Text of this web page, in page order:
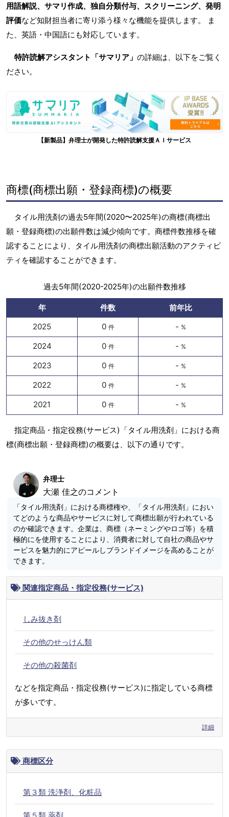
用語解説、サマリ作成、独自分類付与、スクリーニング、発明
評価など知財担当者に寄り添う様々な機能を提供します。 ま
た、英語・中国語にも対応しています。
特許読解アシスタント「サマリア」 の詳細は、以下をご覧く
ださい。
【新製品】弁理士が開発した特許読解支援ＡＩサービス
商標(商標出願・登録商標)の概要
タイル用洗剤の過去5年間(2020〜2025年)の商標(商標出
願・登録商標)の出願件数は減少傾向です。商標件数推移を確
認することにより、タイル用洗剤の商標出願活動のアクティビ
ティを確認することができます。
過去5年間(2020-2025年)の出願件数推移
年 件数
前年比
2025
0 件 - %
2024 0 件 - %
2023 0 件 - %
2022 0 件 - %
2021 0 件 - %
指定商品・指定役務(サービス)「タイル用洗剤」における商
標(商標出願・登録商標)の概要は、以下の通りです。
弁理士
大瀬 佳之のコメント
「タイル用洗剤」における商標権や、「タイル用洗剤」におい
てどのような商品やサービスに対して商標出願が行われている
のか確認できます。企業は、商標（ネーミングやロゴ等）を積
極的にを使用することにより、消費者に対して自社の商品やサ
ービスを魅力的にアピールしブランドイメージを高めることが
できます。
関連指定商品・指定役務(サービス)
しみ抜き剤
その他のせっけん類
その他の殺菌剤
などを指定商品・指定役務(サービス)に指定している商標
が多いです。
詳細
商標区分
第３類 洗浄剤、化粧品